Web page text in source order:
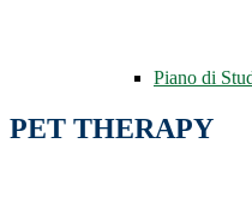
Piano di
PET THERAPY